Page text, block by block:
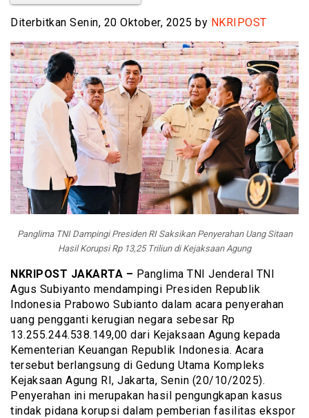
Diterbitkan Senin, 20 Oktober, 2025 by NKRIPOST
Panglima TNI Dampingi Presiden RI Saksikan Penyerahan Uang Sitaan
Hasil Korupsi Rp 13,25 Triliun di Kejaksaan Agung
NKRIPOST JAKARTA – Panglima TNI Jenderal TNI
Agus Subiyanto mendampingi Presiden Republik
Indonesia Prabowo Subianto dalam acara penyerahan
uang pengganti kerugian negara sebesar Rp
13.255.244.538.149,00 dari Kejaksaan Agung kepada
Kementerian Keuangan Republik Indonesia. Acara
tersebut berlangsung di Gedung Utama Kompleks
Kejaksaan Agung RI, Jakarta, Senin (20/10/2025).
Penyerahan ini merupakan hasil pengungkapan kasus
tindak pidana korupsi dalam pemberian fasilitas ekspor